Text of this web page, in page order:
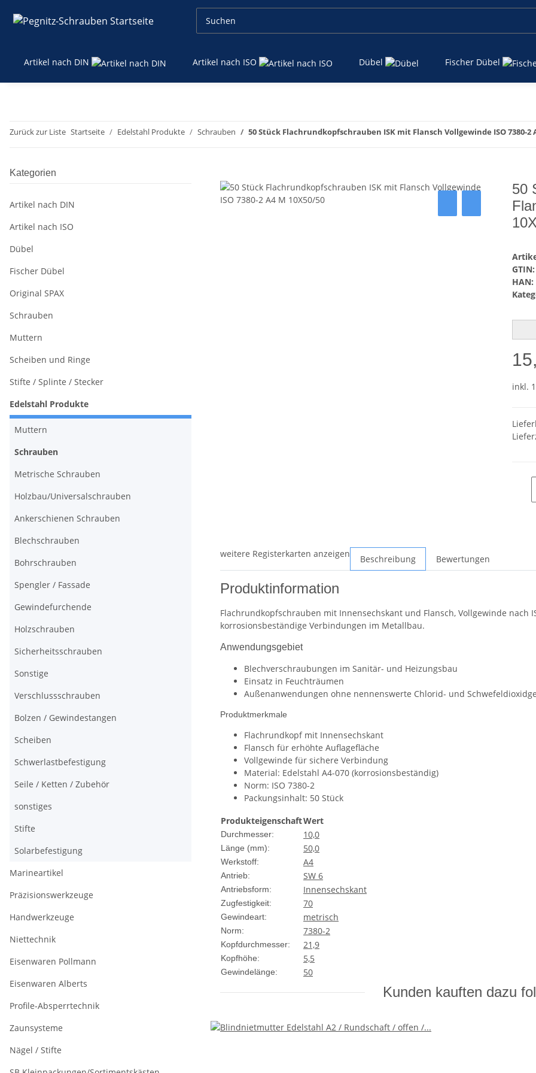
Artikel nach DIN Artikel nach ISO Dübel Fischer Dübel
Zurück zur Liste Startseite Edelstahl Produkte Schrauben 50 Stück Flachrundkopfschrauben ISK mit Flansch Vollgewinde ISO 7380-2
50
GTIN:
HAN:
inkl.
weitere Registerkarten anzeigen Beschreibung Bewertungen
Produktinformation
Flachrundkopfschrauben mit Innensechskant und Flansch, Vollgewinde nach
korrosionsbeständige Verbindungen im Metallbau.
Anwendungsgebiet
Blechverschraubungen im Sanitär- und Heizungsbau
Einsatz in Feuchträumen
Außenanwendungen ohne nennenswerte Chlorid- und
Produktmerkmale
Flachrundkopf mit Innensechskant
Flansch für erhöhte Auflagefläche
Vollgewinde für sichere Verbindung
Material: Edelstahl A4-070 (korrosionsbeständig)
Norm: ISO 7380-2
Packungsinhalt: 50 Stück
ProdukteigenschaftWert
Durchmesser: 10,0
Länge (mm): 50,0
Werkstoff: A4
Antrieb: SW 6
Antriebsform: Innensechskant
Zugfestigkeit: 70
Gewindeart: metrisch
Norm: 7380-2
Kopfdurchmesser: 21,9
Kopfhöhe: 5,5
Gewindelänge: 50
Kunden kauften dazu
Kategorien
Artikel nach DIN
Artikel nach ISO
Dübel
Fischer Dübel
Original SPAX
Schrauben
Muttern
Scheiben und Ringe
Stifte / Splinte / Stecker
Edelstahl Produkte
Muttern
Schrauben
Metrische Schrauben
Holzbau/Universalschrauben
Ankerschienen Schrauben
Blechschrauben
Bohrschrauben
Spengler / Fassade
Gewindefurchende
Holzschrauben
Sicherheitsschrauben
Sonstige
Verschlussschrauben
Bolzen / Gewindestangen
Scheiben
Schwerlastbefestigung
Seile / Ketten / Zubehör
sonstiges
Stifte
Solarbefestigung
Marineartikel
Präzisionswerkzeuge
Handwerkzeuge
Niettechnik
Eisenwaren Pollmann
Eisenwaren Alberts
Profile-Absperrtechnik
Zaunsysteme
Nägel / Stifte